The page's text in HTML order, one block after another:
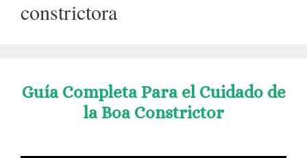
constrictora
Guía Completa Para el Cuidado de
la Boa Constrictor